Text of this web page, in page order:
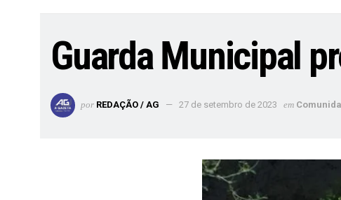
Guarda Municipal
por REDAÇÃO / AG 27 de setembro de 2023 em